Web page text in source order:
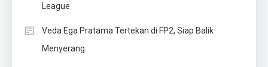
League
Veda Ega Pratama Tertekan di FP2, Siap Balik
Menyerang